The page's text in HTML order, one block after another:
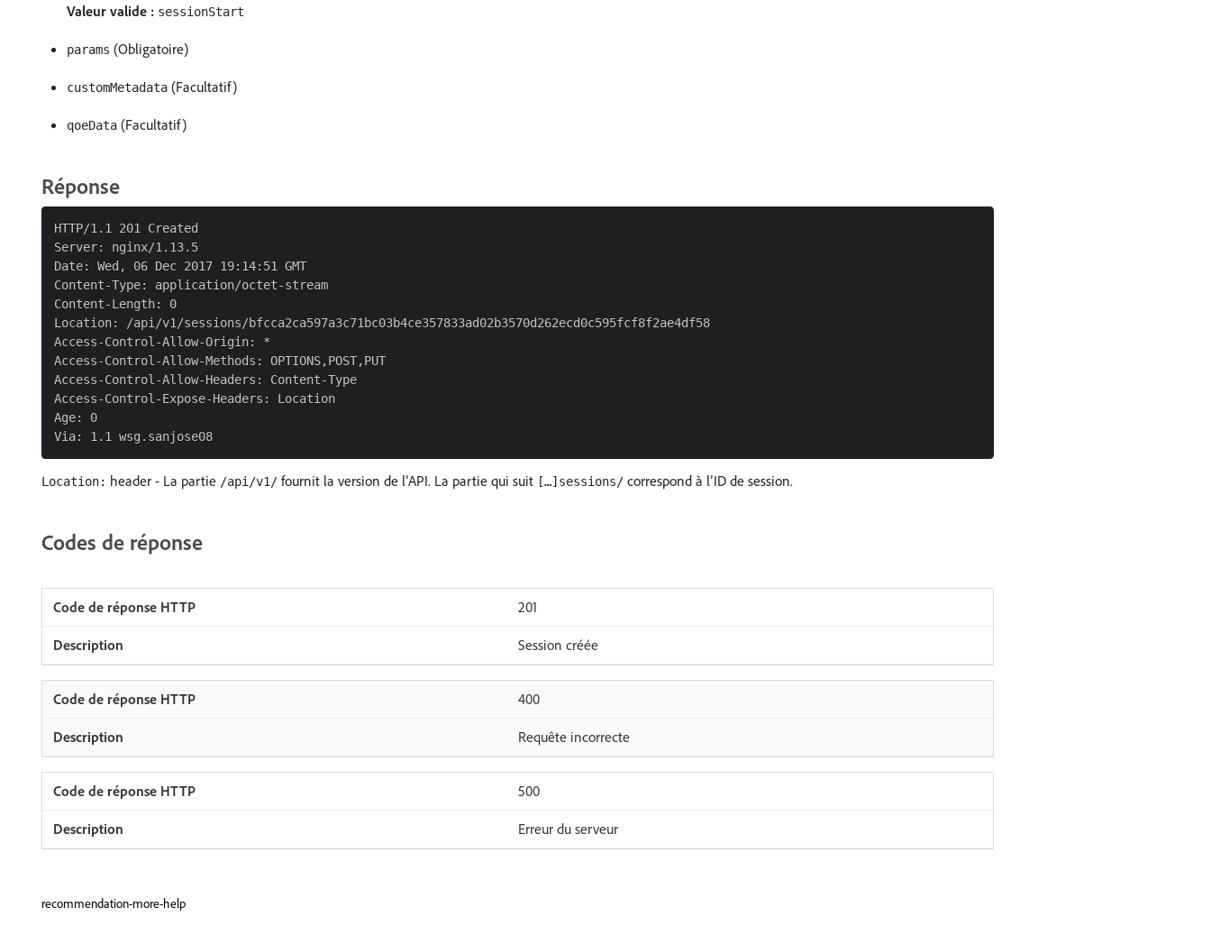
Valeur valide : sessionStart
params (Obligatoire)
customMetadata (Facultatif)
qoeData (Facultatif)
Réponse
HTTP/1.1 201 Created
Server: nginx/1.13.5
Date: Wed, 06 Dec 2017 19:14:51 GMT
Content-Type: application/octet-stream
Content-Length: 0
Location: /api/v1/sessions/bfcca2ca597a3c71bc03b4ce357833ad02b3570d262ecd0c595fcf8f2ae4df58
Access-Control-Allow-Origin: *
Access-Control-Allow-Methods: OPTIONS,POST,PUT
Access-Control-Allow-Headers: Content-Type
Access-Control-Expose-Headers: Location
Age: 0
Location: header - La partie /api/v1/ fournit la version de l’API. La partie qui suit […]sessions/ correspond à l’ID de session.
Codes de réponse
201
Session créée
400
Requête incorrecte
500
Erreur du serveur
recommendation-more-help